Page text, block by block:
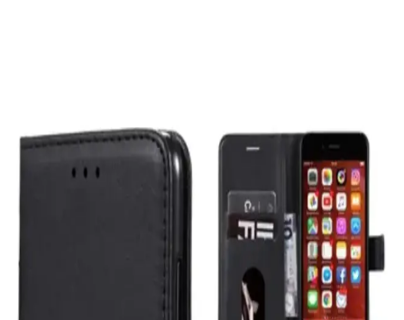
Değiştirilme Gerekliliği
Günlük hayatta telefon, kablosuz şarj cihazları, elektrikli su
ısıtıcıları, kulaklıklar ve gözlükler gibi teknolojik aletler kritik öneme
sahiptir ve bozulduklarında hemen değiştirilmelidir.
Modern Tasarımlı Güvenli Güç Bankaları: Şık ve
Güvenilir Taşınabilir Enerji Çözümleri
Günümüz teknolojisinin şıklığı ve güvenliğiyle donatılmış güç
bankaları, hafif ve kablosuz özellikleriyle pratik enerji çözümleri